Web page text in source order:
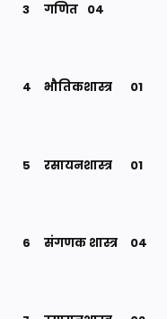
3 गणित 04
4 भौतिकशास्त्र 01
5 रसायनशास्त्र 01
6 संगणक शास्त्र 04